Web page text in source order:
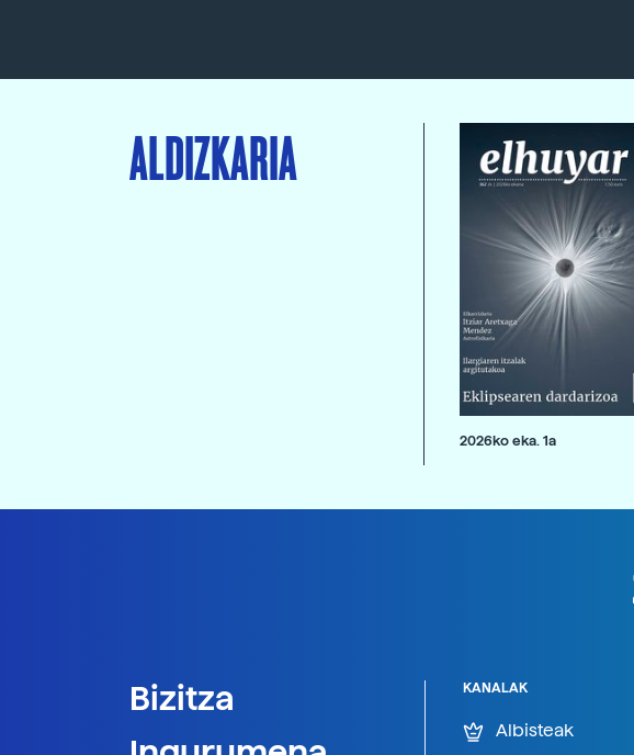
ALDIZKARIA
2026ko eka. 1a
Bizitza
KANALAK
Albisteak